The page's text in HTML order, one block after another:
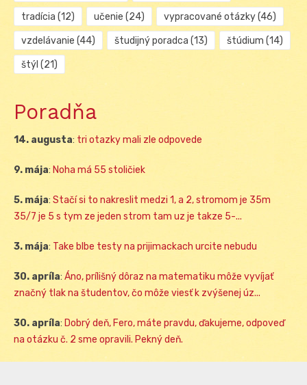
tradícia (12) učenie (24) vypracované otázky(46)
vzdelávanie (44) študijný poradca (13) štúdium (14)
štýl (21)
Poradňa
14. augusta: tri otazky mali zle odpovede
9. mája: Noha má 55 stoličiek
5. mája: Stačí si to nakreslit medzi 1, a 2, stromom je 35m
35/7 je 5 s tym ze jeden strom tam uz je takze 5-...
3. mája: Take blbe testy na prijimackach urcite nebudu
30. apríla: Áno, prílišný dôraz na matematiku môže vyvíjať
značný tlak na študentov, čo môže viesť k zvýšenej úz...
30. apríla: Dobrý deň, Fero, máte pravdu, ďakujeme, odpoveď
na otázku č. 2 sme opravili. Pekný deň.